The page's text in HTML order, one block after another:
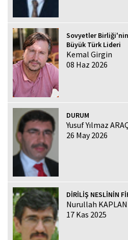
Sovyetler Birliği'nin
Büyük Türk Lideri
Kemal Girgin
08 Haz 2026
DURUM
Yusuf Yılmaz
26 May 2026
DİRİLİŞ NESLİNİN
Nurullah KAPLAN
17 Kas 2025